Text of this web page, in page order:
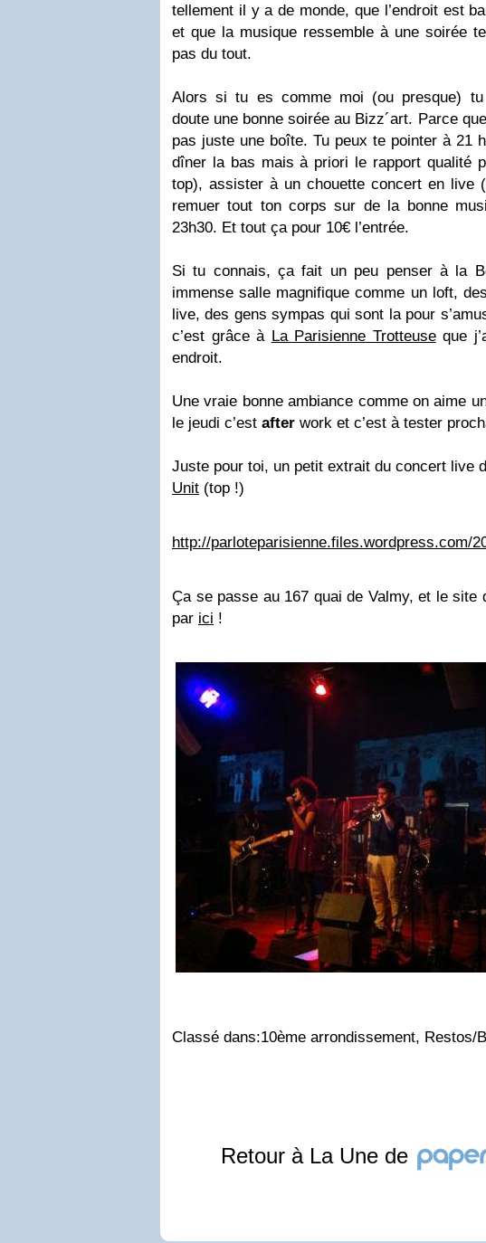
tellement il y a de monde, que l’endroit est
et que la musique ressemble à une soirée
pas du tout.
Alors si tu es comme moi (ou presque) tu
doute une bonne soirée au Bizz´art. Parce
pas juste une boîte. Tu peux te pointer à 21
dîner la bas mais à priori le rapport qualité
top), assister à un chouette concert en live
remuer tout ton corps sur de la bonne
23h30. Et tout ça pour 10€ l’entrée.
Si tu connais, ça fait un peu penser à la
immense salle magnifique comme un loft,
live, des gens sympas qui sont la pour
c’est grâce à La Parisienne Trotteuseque
endroit.
Une vraie bonne ambiance comme on aime
le jeudi c’est after work et c’est à tester
Juste pour toi, un petit extrait du concert live
Unit (top !)
http://parloteparisienne.files.wordpress.com/
Ça se passe au 167 quai de Valmy, et le site
par ici !
Classé dans:10ème arrondissement, Restos/
Retour à La Une de